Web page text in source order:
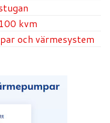
kvm
och värmesystem